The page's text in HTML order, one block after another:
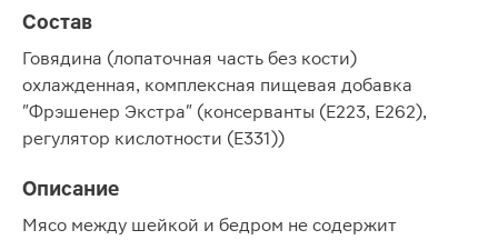
Состав
Говядина (лопаточная часть без кости)
охлажденная, комплексная пищевая добавка
"Фрэшенер Экстра" (консерванты (Е223, Е262),
регулятор кислотности (Е331))
Описание
Мясо между шейкой и бедром не содержит